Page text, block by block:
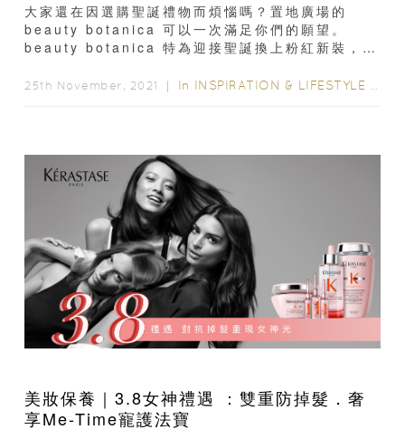
大家還在因選購聖誕禮物而煩惱嗎？置地廣場的
beauty botanica 可以一次滿足你們的願望。
beauty botanica 特為迎接聖誕換上粉紅新裝，更
25th November, 2021 ｜ In INSPIRATION & LIFESTYLE
美妝保養｜3.8女神禮遇 ：雙重防掉髮．奢
享Me-Time寵護法寶